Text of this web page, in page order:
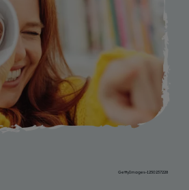
GettyImages-1250237228